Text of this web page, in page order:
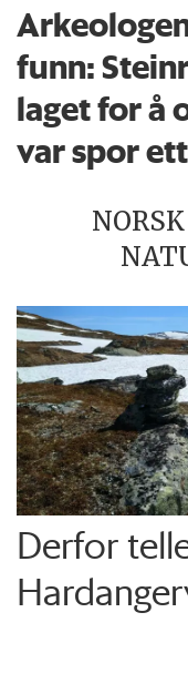
funn:
laget for å
var spor
Derfor